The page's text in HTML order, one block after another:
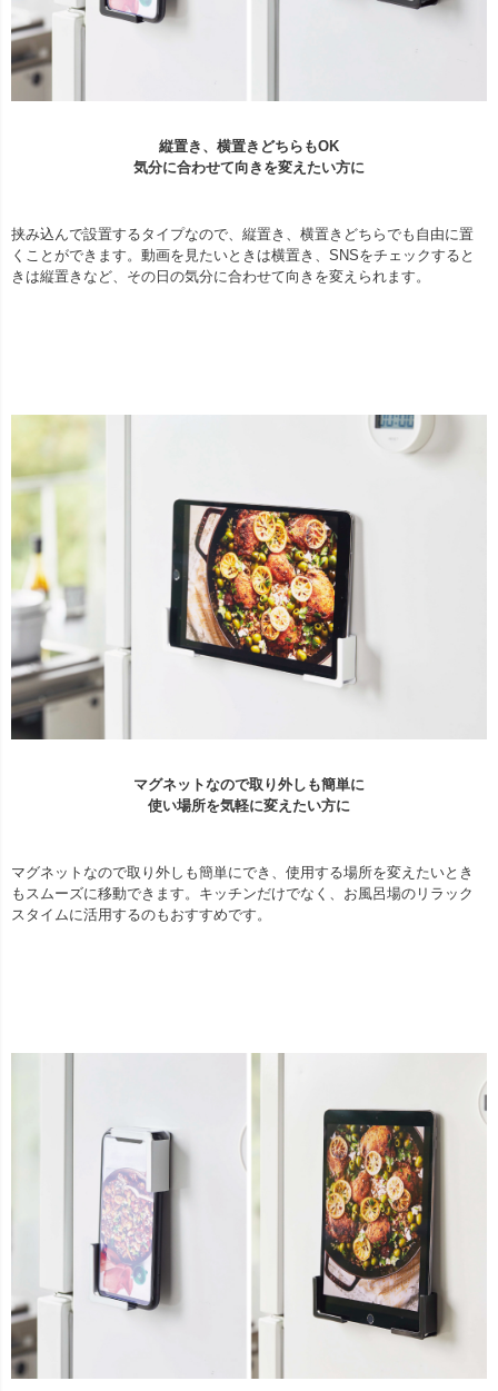
縦置き、横置きどちらもOK
気分に合わせて向きを変えたい方に
挟み込んで設置するタイプなので、縦置き、横置きどちらでも自由に置
くことができます。動画を見たいときは横置き、SNSをチェックすると
きは縦置きなど、その日の気分に合わせて向きを変えられます。
マグネットなので取り外しも簡単に
使い場所を気軽に変えたい方に
マグネットなので取り外しも簡単にでき、使用する場所を変えたいとき
もスムーズに移動できます。キッチンだけでなく、お風呂場のリラック
スタイムに活用するのもおすすめです。